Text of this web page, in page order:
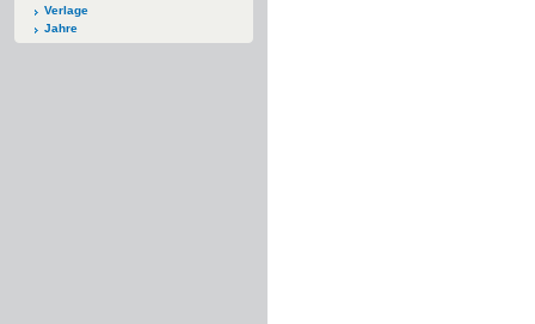
Verlage
Jahre